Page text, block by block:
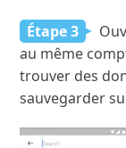
Étape 3
au même
trouver des
sauvegarder